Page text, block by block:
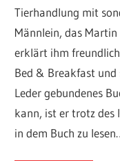
Tierhandlung mit
Männlein, das
erklärt ihm freundlich
Bed & Breakfast und
Leder gebundenes
kann, ist er trotz des
in dem Buch zu